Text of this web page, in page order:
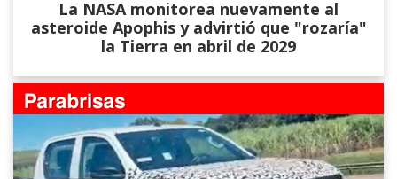
La NASA monitorea nuevamente al
asteroide Apophis y advirtió que "rozaría"
la Tierra en abril de 2029